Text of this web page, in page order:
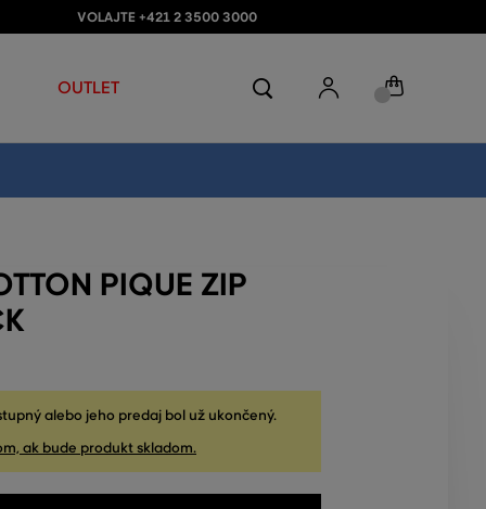
VOLAJTE +421 2 3500 3000
OUTLET
PIQUE ZIP
alebo jeho predaj bol už ukončený.
ak bude produkt skladom.